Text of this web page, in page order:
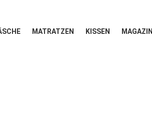
MATRATZEN KISSEN MAGAZIN